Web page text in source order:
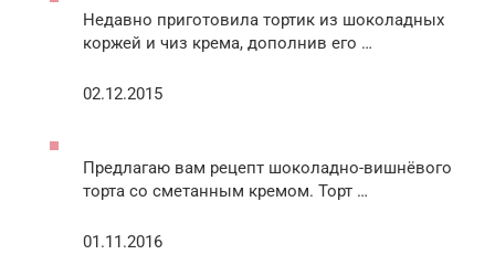
Недавно приготовила тортик из шоколадных
коржей и чиз крема, дополнив его …
02.12.2015
Предлагаю вам рецепт шоколадно-вишнёвого
торта со сметанным кремом. Торт …
01.11.2016